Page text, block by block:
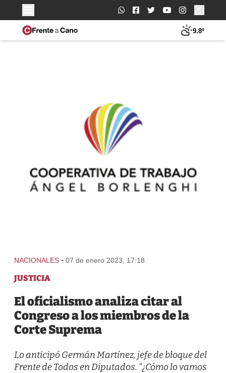
Buscar:
9.8º
NACIONALES - 07 de enero 2023, 17:18
JUSTICIA
El oficialismo analiza citar al
Congreso a los miembros de la
Corte Suprema
Lo anticipó Germán Martínez, jefe de bloque del
Frente de Todos en Diputados. “¿Cómo lo vamos